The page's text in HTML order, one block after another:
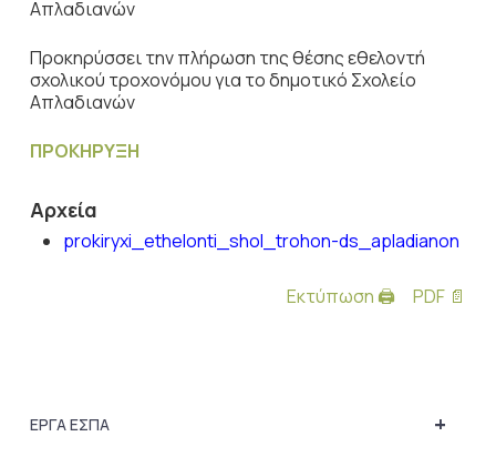
Απλαδιανών
Προκηρύσσει την πλήρωση της θέσης εθελοντή
σχολικού τροχονόμου για το δημοτικό Σχολείο
Απλαδιανών
ΠΡΟΚΗΡΥΞΗ
Αρχεία
prokiryxi_ethelonti_shol_trohon-ds_apladianon
Εκτύπωση 🖨 PDF 📄
+
ΕΡΓΑ ΕΣΠΑ